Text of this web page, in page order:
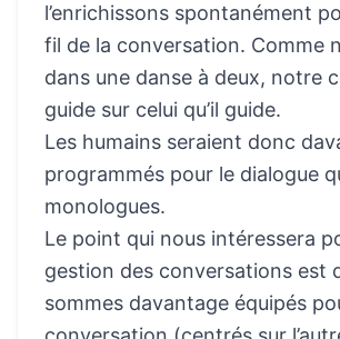
l’enrichissons spontanément
fil de la conversation. Comme
dans une danse à deux, notre
guide sur celui qu’il guide.
Les humains seraient donc
programmés pour le dialogue
monologues.
Le point qui nous intéressera
gestion des conversations est
sommes davantage équipés